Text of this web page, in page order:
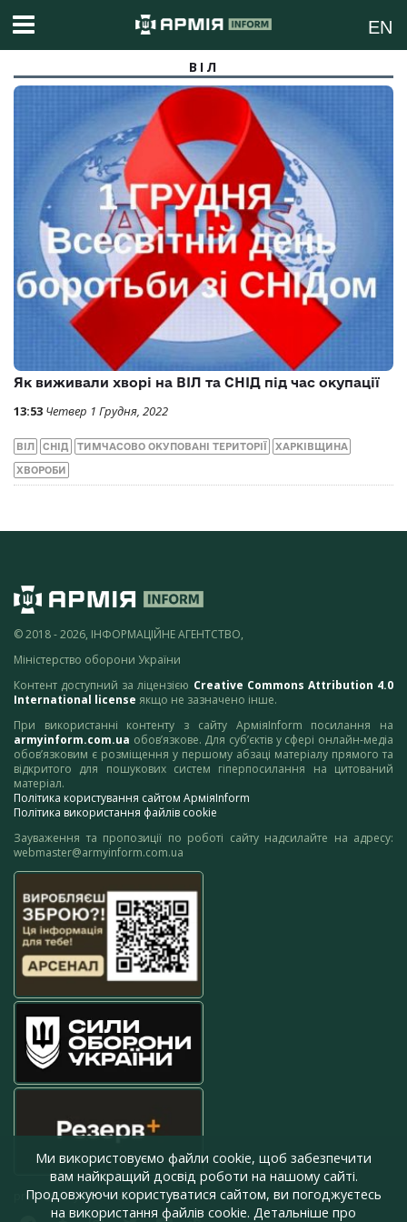
EN
ВІЛ
Як виживали хворі на ВІЛ та СНІД під час окупації
13:53 Четвер 1 Грудня, 2022
ВІЛ СНІД ТИМЧАСОВО ОКУПОВАНІ ТЕРИТОРІЇ ХАРКІВЩИНА
ХВОРОБИ
© 2018 - 2026, ІНФОРМАЦІЙНЕ АГЕНТСТВО,
Міністерство оборони України
Контент доступний за ліцензією Creative Commons Attribution 4.0
International license якщо не зазначено інше.
При використанні контенту з сайту АрміяInform посилання на
armyinform.com.ua обов’язкове. Для суб’єктів у сфері онлайн-медіа
обов’язковим є розміщення у першому абзаці матеріалу прямого та
відкритого для пошукових систем гіперпосилання на цитований
матеріал.
Політика користування сайтом АрміяInform
Політика використання файлів cookie
Зауваження та пропозиції по роботі сайту надсилайте на адресу:
webmaster@armyinform.com.ua
press@armyinform.com.ua
Ми використовуємо файли cookie, щоб забезпечити
вам найкращий досвід роботи на нашому сайті.
Продовжуючи користуватися сайтом, ви погоджуєтесь
на використання файлів cookie. Детальніше про